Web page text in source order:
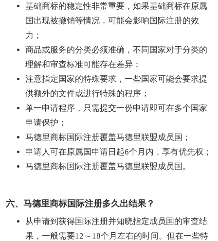
基础商标的稳定性非常重要，如果基础商标在原属
国出现被撤销等情况，可能会影响国际注册的效
力；
商品或服务的分类必须准确，不同国家对于分类的
理解和审查标准可能存在差异；
注意指定国家的特殊要求，一些国家可能会要求提
供额外的文件或进行特殊的程序；
单一申请程序，只需提交一份申请即可在多个国家
申请保护；
马德里商标国际注册覆盖马德里联盟成员国；
申请人可在原属国申请日起6个月内，享有优先权；
马德里商标国际注册覆盖马德里联盟成员国。
六、马德里商标国际注册多久出结果？
从申请到获得国际注册并知晓指定成员国的审查结
果，一般需要12～18个月左右的时间。但在一些特